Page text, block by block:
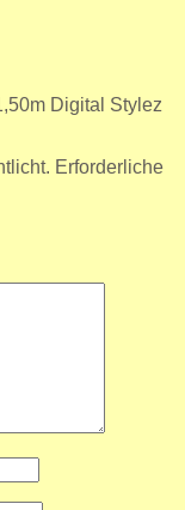
Digital Stylez
Erforderliche